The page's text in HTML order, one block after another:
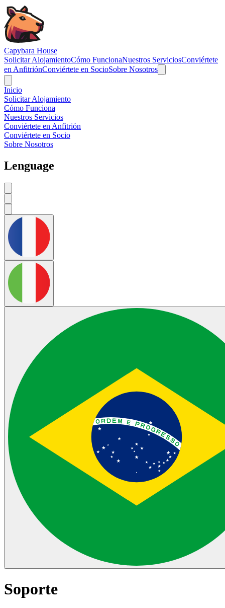
Navigated to Capybara House - Support
Capybara House
Solicitar AlojamientoCómo FuncionaNuestros ServiciosConviértete
en AnfitriónConviértete en SocioSobre Nosotros
Inicio
Solicitar Alojamiento
Cómo Funciona
Nuestros Servicios
Conviértete en Anfitrión
Conviértete en Socio
Sobre Nosotros
Lenguage
Soporte